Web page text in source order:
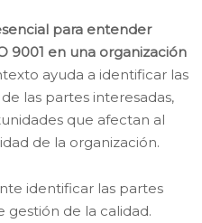
para entender
9001 en una organización
ayuda a identificar las
las partes interesadas,
que afectan al
de la organización.
identificar las partes
gestión de la calidad.